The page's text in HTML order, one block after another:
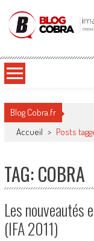
Blog Cobra
Blog Cobra.fr
Accueil > Posts
TAG: COBRA
Les nouveautés
(IFA 2011)